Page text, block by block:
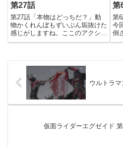
第27話
第27話「本物はどっちだ？」動
物かくれんぼもずいぶん垢抜けた
感じがしますね。ここのアクショ
ン、「バングレイがセラの剣を掴
切り返す」というのがなかなかカ
ッコいい。今回は偽物回。同一
人...
第
第
今
倒
た
さ
ウルトラ
仮面ライダーエグゼイド